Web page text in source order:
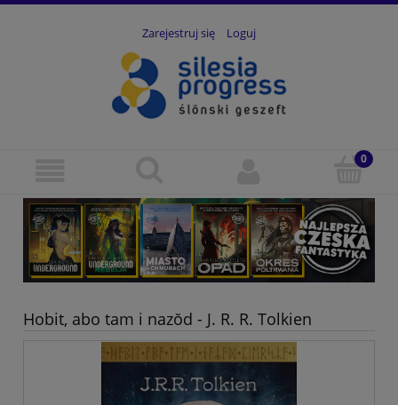
Zarejestruj się Loguj
Hobit, abo tam i nazŏd - J. R. R. Tolkien